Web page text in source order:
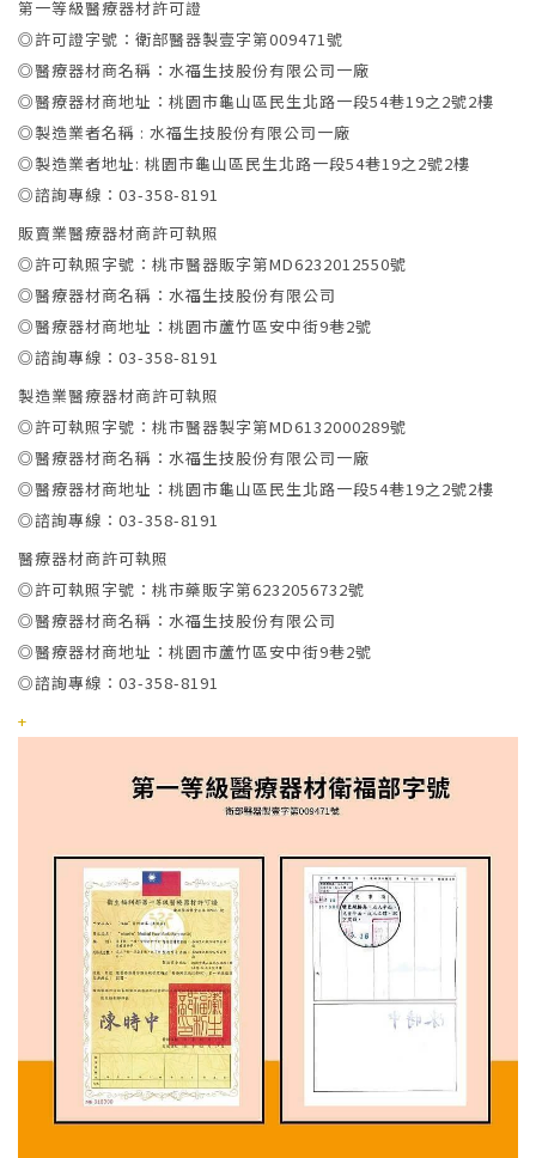
第一等級醫療器材許可證
◎許可證字號：衛部醫器製壹字第009471號
◎醫療器材商名稱：水福生技股份有限公司一廠
◎醫療器材商地址：桃園市龜山區民生北路一段54巷19之2號2樓
◎製造業者名稱 : 水福生技股份有限公司一廠
◎製造業者地址: 桃園市龜山區民生北路一段54巷19之2號2樓
◎諮詢專線：03-358-8191
販賣業醫療器材商許可執照
◎許可執照字號：桃市醫器販字第MD6232012550號
◎醫療器材商名稱：水福生技股份有限公司
◎醫療器材商地址：桃園市蘆竹區安中街9巷2號
◎諮詢專線：03-358-8191
製造業醫療器材商許可執照
◎許可執照字號：桃市醫器製字第MD6132000289號
◎醫療器材商名稱：水福生技股份有限公司一廠
◎醫療器材商地址：桃園市龜山區民生北路一段54巷19之2號2樓
◎諮詢專線：03-358-8191
醫療器材商許可執照
◎許可執照字號：桃市藥販字第6232056732號
◎醫療器材商名稱：水福生技股份有限公司
◎醫療器材商地址：桃園市蘆竹區安中街9巷2號
◎諮詢專線：03-358-8191
+